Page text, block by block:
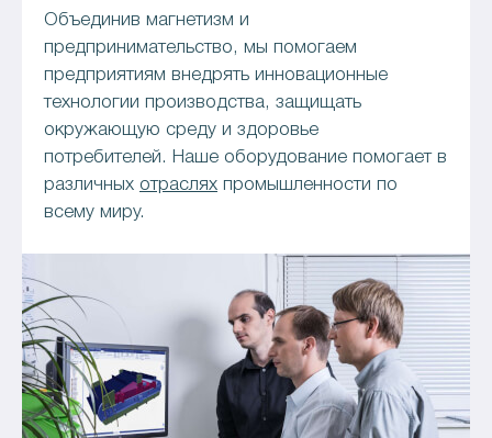
Объединив магнетизм и
предпринимательство, мы помогаем
предприятиям внедрять инновационные
технологии производства, защищать
окружающую среду и здоровье
потребителей. Наше оборудование помогает в
различных отраслях промышленности по
всему миру.